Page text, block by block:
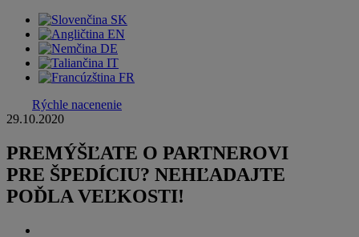
SK
EN
DE
IT
FR
Rýchle nacenenie
29.10.2020
PREMÝŠĽATE O PARTNEROVI
PRE ŠPEDÍCIU? NEHĽADAJTE
POĎLA VEĽKOSTI!